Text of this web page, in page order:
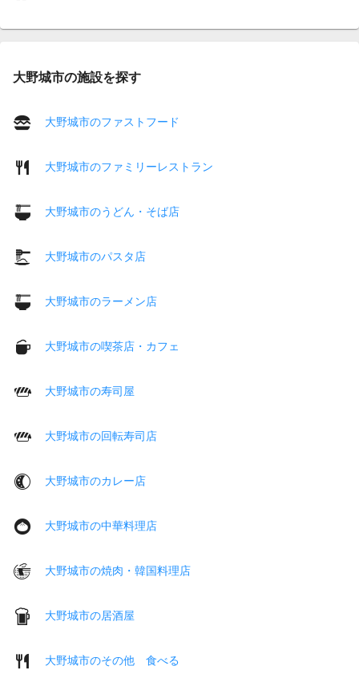
大野城市の施設を探す
大野城市のファストフード
大野城市のファミリーレストラン
大野城市のうどん・そば店
大野城市のパスタ店
大野城市のラーメン店
大野城市の喫茶店・カフェ
大野城市の寿司屋
大野城市の回転寿司店
大野城市のカレー店
大野城市の中華料理店
大野城市の焼肉・韓国料理店
大野城市の居酒屋
大野城市のその他 食べる